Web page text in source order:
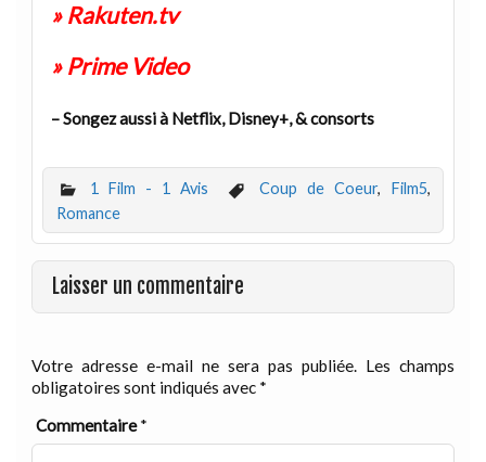
» Rakuten.tv
» Prime Video
– Songez aussi à Netflix, Disney+, & consorts
1 Film - 1 Avis Coup de Coeur, Film5,
Romance
Laisser un commentaire
Votre adresse e-mail ne sera pas publiée. Les champs
obligatoires sont indiqués avec *
Commentaire*